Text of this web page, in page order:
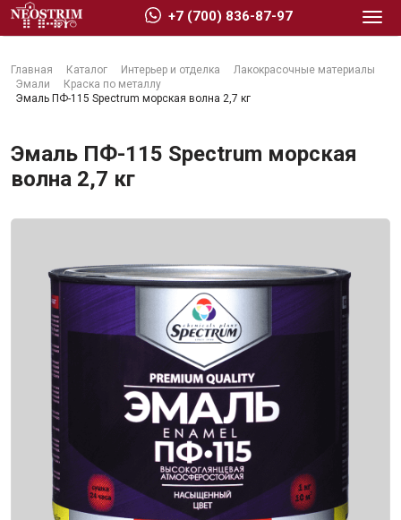
Главная Каталог Интерьер и отделка
Лакокрасочные материалы
Эмали
Краска по металлу
Эмаль ПФ-115 Spectrum морская волна 2,7 кг
Эмаль ПФ-115 Spectrum морская
волна 2,7 кг
+7 (700) 836-87-97
Стройматериалы
Сухие строительные смеси
Изоляционные материалы
Кровельные материалы
Ещё 2
Интерьер и отделка
Лакокрасочные материалы
Герметики
Клеи, жидкие гвозди